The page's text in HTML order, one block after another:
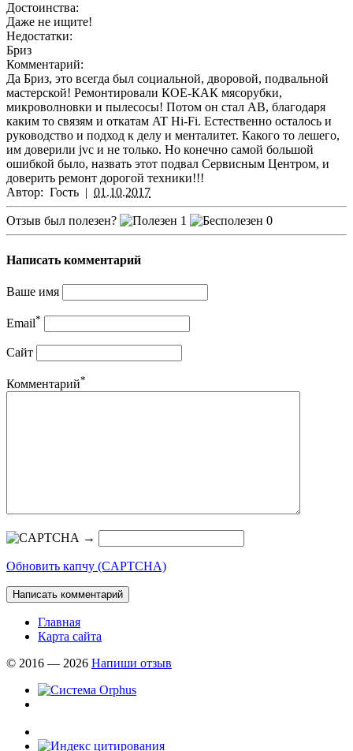
Достоинства:
Даже не ищите!
Недостатки:
Бриз
Комментарий:
Да Бриз, это всегда был социальной, дворовой, подвальной
мастерской! Ремонтировали КОЕ-КАК мясорубки,
микроволновки и пылесосы! Потом он стал АВ, благодаря
каким то связям и откатам AT Hi-Fi. Естественно осталось и
руководство и подход к делу и менталитет. Какого то лешего,
им доверили jvc и не только. Но конечно самой большой
ошибкой было, назвать этот подвал Сервисным Центром, и
доверить ремонт дорогой техники!!!
Автор: Гость | 01.10.2017
Отзыв был полезен? 1 0
Написать комментарий
Ваше имя
Email*
Сайт
Комментарий*
→
Обновить капчу (CAPTCHA)
Главная
Карта сайта
© 2016 — 2026 Напиши отзыв